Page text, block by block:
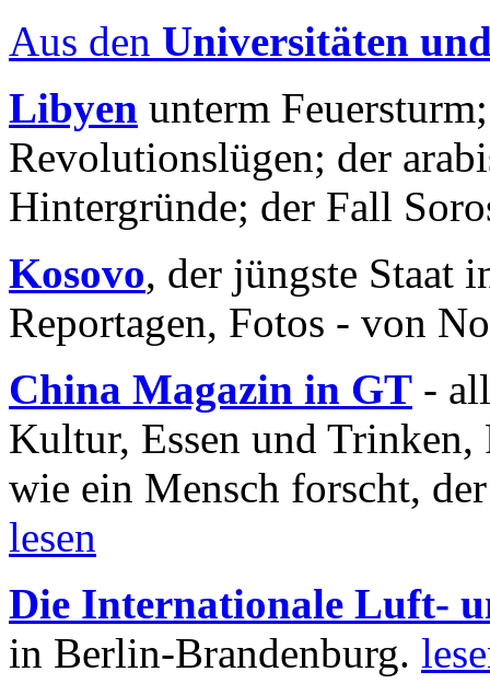
Aus den Universitäten
Libyen unterm
Revolutionslügen; der
Hintergründe; der Fall
Kosovo, der jüngste Staat
Reportagen, Fotos - von
China Magazin in GT -
Kultur, Essen und
wie ein Mensch forscht,
lesen
Die Internationale Luft-
in Berlin-Brandenburg.